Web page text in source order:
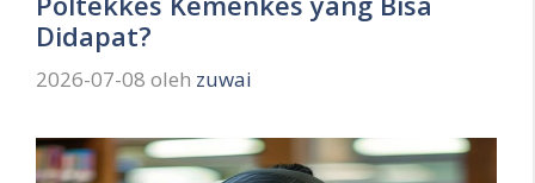
Didapat?
2026-07-08 oleh zuwai